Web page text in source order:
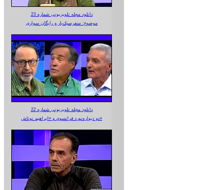
دانلود مجله تلویزیونی شماره 23
موضوع: سفرسبک‌بار و رایگان سواری
دانلود مجله تلویزیونی شماره 22
دو دیواره‌نورد فرانسوی و «ابراهیم نوتاش»